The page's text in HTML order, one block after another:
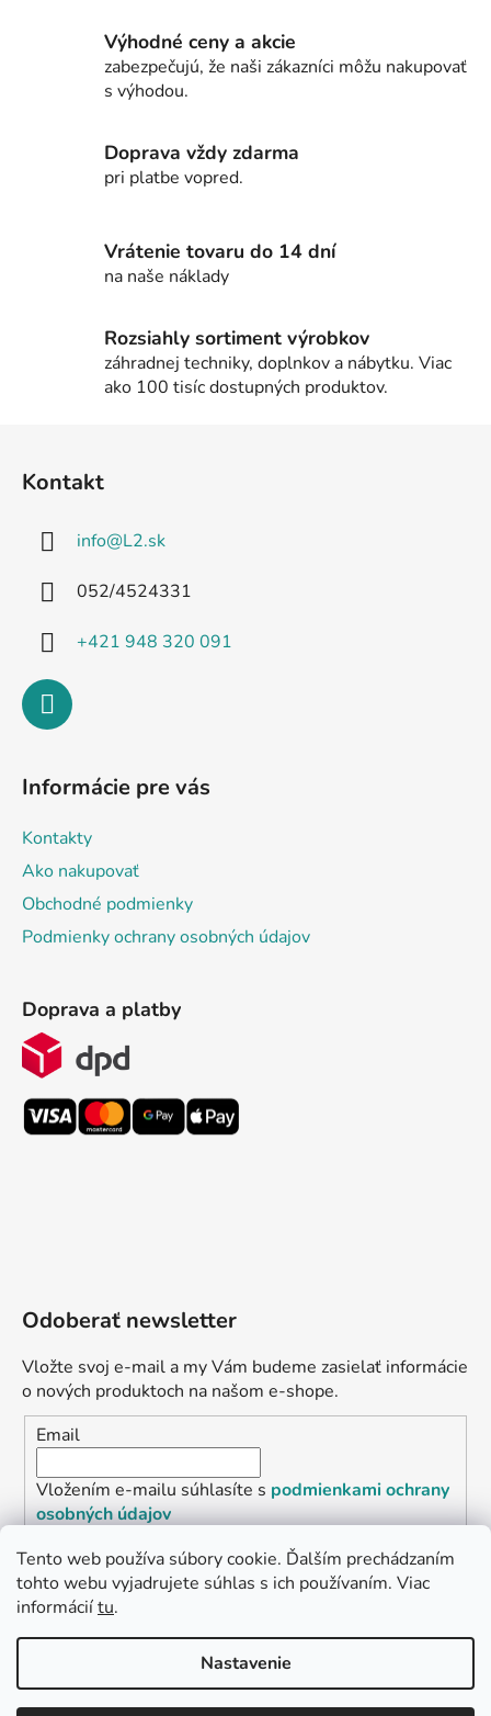
Tento web používa súbory cookie. Ďalším prechádzaním
tohto webu vyjadrujete súhlas s ich používaním. Viac
informáciítu.
Nastavenie
a
c
p
r
v
i
s
u
n
i
e
Výhodné ceny a akcie
zabezpečujú, že naši zákazníci môžu nakupovať
s výhodou.
Doprava vždy zdarma
pri platbe vopred.
Vrátenie tovaru do 14 dní
na naše náklady
Rozsiahly sortiment výrobkov
záhradnej techniky, doplnkov a nábytku. Viac
ako 100 tisíc dostupných produktov.
Kontakt
info@L2.sk
052/4524331
+421 948 320 091
Informácie pre vás
Kontakty
Ako nakupovať
Obchodné podmienky
Podmienky ochrany osobných údajov
Doprava a platby
Odoberať newsletter
Vložte svoj e-mail a my Vám budeme zasielať informácie
o nových produktoch na našom e-shope.
Email
Vložením e-mailu súhlasíte s podmienkami ochrany
osobných údajov
PRIHLÁSIŤ SA
Vytvoril Shoptet Premium
Copyright 2026L2.sk. Všetky práva vyhradené.
môžem pomôcť?“